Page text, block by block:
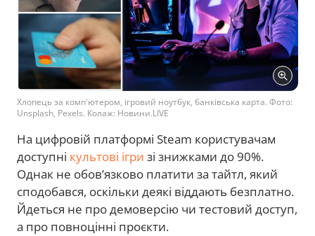
Хлопець за комп'ютером, ігровий ноутбук, банківська карта. Фото:
Unsplash, Pexels. Колаж: Новини.LIVE
На цифровій платформі Steam користувачам
доступні культові ігри зі знижками до 90%.
Однак не обов’язково платити за тайтл, який
сподобався, оскільки деякі віддають безплатно.
Йдеться не про демоверсію чи тестовий доступ,
а про повноцінні проєкти.